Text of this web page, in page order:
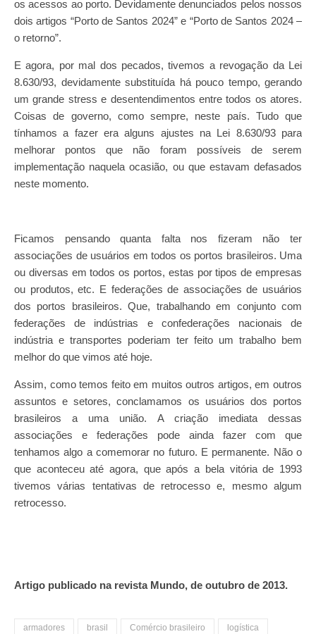
os acessos ao porto. Devidamente denunciados pelos nossos
dois artigos “Porto de Santos 2024” e “Porto de Santos 2024 –
o retorno”.
E agora, por mal dos pecados, tivemos a revogação da Lei
8.630/93, devidamente substituída há pouco tempo, gerando
um grande stress e desentendimentos entre todos os atores.
Coisas de governo, como sempre, neste país. Tudo que
tínhamos a fazer era alguns ajustes na Lei 8.630/93 para
melhorar pontos que não foram possíveis de serem
implementação naquela ocasião, ou que estavam defasados
neste momento.
Ficamos pensando quanta falta nos fizeram não ter
associações de usuários em todos os portos brasileiros. Uma
ou diversas em todos os portos, estas por tipos de empresas
ou produtos, etc. E federações de associações de usuários
dos portos brasileiros. Que, trabalhando em conjunto com
federações de indústrias e confederações nacionais de
indústria e transportes poderiam ter feito um trabalho bem
melhor do que vimos até hoje.
Assim, como temos feito em muitos outros artigos, em outros
assuntos e setores, conclamamos os usuários dos portos
brasileiros a uma união. A criação imediata dessas
associações e federações pode ainda fazer com que
tenhamos algo a comemorar no futuro. E permanente. Não o
que aconteceu até agora, que após a bela vitória de 1993
tivemos várias tentativas de retrocesso e, mesmo algum
retrocesso.
Artigo publicado na revista Mundo, de outubro de 2013.
armadores brasil Comércio brasileiro
logística